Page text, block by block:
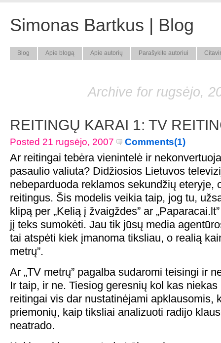
Simonas Bartkus | Blog
Blog Apie blogą Apie autorių Parašykite autoriui
Archive for rugsėjo,
REITINGŲ KARAI 1: TV
Posted 21 rugsėjo, 2007 Comments(1)
Ar reitingai tebėra vienintelė ir
pasaulio valiuta? Didžiosios Lietuvos
nebeparduoda reklamos sekundžių eteryje,
reitingus. Šis modelis veikia taip, jog tu,
klipą per „Kelią į žvaigždes” ar
jį teks sumokėti. Jau tik jūsų media
tai atspėti kiek įmanoma tiksliau, o realią
metrų”.
Ar „TV metrų” pagalba sudaromi teisingi ir
Ir taip, ir ne. Tiesiog geresnių kol kas
reitingai vis dar nustatinėjami apklausomis,
priemonių, kaip tiksliai analizuoti radijo
neatrado.